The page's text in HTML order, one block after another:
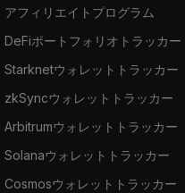
アフィリエイトプログラム
DeFiポートフォリオトラッカー
Starknetウォレットトラッカー
zkSyncウォレットトラッカー
Arbitrumウォレットトラッカー
Solanaウォレットトラッカー
Cosmosウォレットトラッカー